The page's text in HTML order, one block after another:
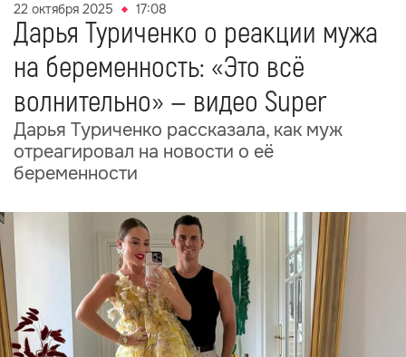
22 октября 2025 17:08
Дарья Туриченко о реакции мужа
на беременность: «Это всё
волнительно» — видео Super
Дарья Туриченко рассказала, как муж
отреагировал на новости о её
беременности